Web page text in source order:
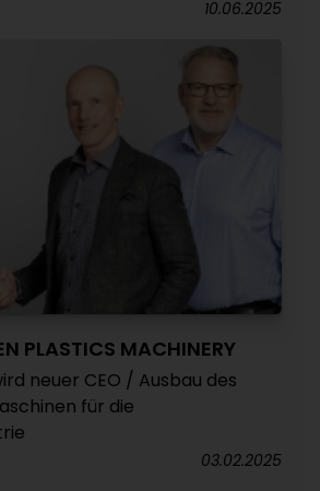
10.06.2025
PLASTICS MACHINERY
neuer CEO / Ausbau des
für die
03.02.2025